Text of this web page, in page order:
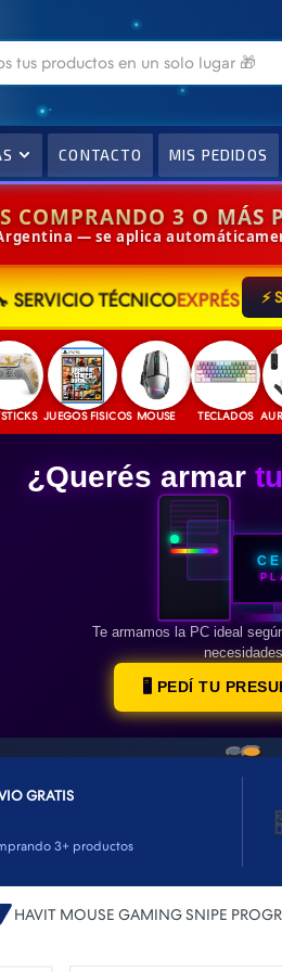
CONTACTO MIS PEDIDOS
COMPRANDO 3 O MÁS
— se aplica
SERVICIO TÉCNICOEXPRÉS ⚡
JUEGOS FISICOS MOUSE TECLADOS
¿Querés armar
Te armamos la PC ideal
necesidades
🖥️ PEDÍ TU
GRATIS
3+ productos
HAVIT MOUSE GAMING SNIPE